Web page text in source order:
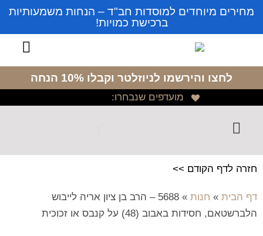
מחירים מיוחדים למוסדות חב"ד – הנחות משמעותיות
ברכישת כמויות!
לחצו והירשמו לניוזלטר וקבלו 10% הנחה
מועדפים שנבחרו:
חזרה לדף הקודם >>
דף הבית » חנות »
5688 – הרב בן ציון אריה לייבוש
הלברשטאם, חסידות באבוב (48) על קנבס או זכוכית